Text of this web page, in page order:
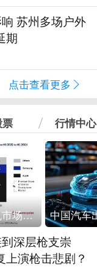
苏州多场户外
期
点击查看更多
票 行情中心
苹果拿下高端手机市场65%的份额：iPhone 17系列功不可没
深层枪支崇
演枪击悲剧？